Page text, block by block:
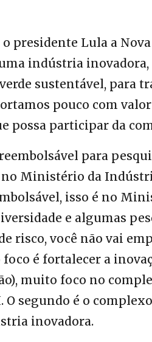
presidente Lula a
indústria
sustentável, para
pouco com
possa participar da
para
Ministério da
isso é no
e algumas
risco, você não vai
foco é fortalecer a
muito foco no
O segundo é o
inovadora.